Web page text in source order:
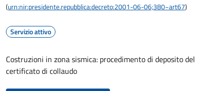
(urn:nir:presidente.repubblica:decreto:2001-06-06;380~art67)
Servizio attivo
Costruzioni in zona sismica: procedimento di deposito del
certificato di collaudo